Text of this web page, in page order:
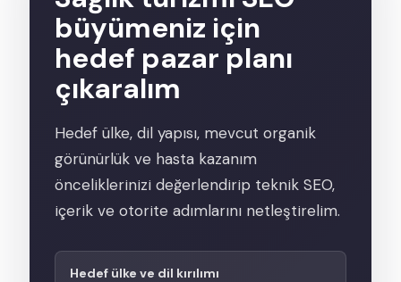
büyümeniz için
hedef pazar planı
çıkaralım
Hedef ülke, dil yapısı, mevcut organik
görünürlük ve hasta kazanım
önceliklerinizi değerlendirip teknik SEO,
içerik ve otorite adımlarını netleştirelim.
Hedef ülke ve dil kırılımı